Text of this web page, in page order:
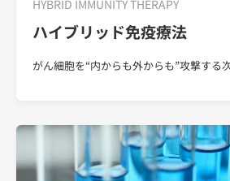
HYBRID IMMUNITY THERAPY
ハイブリッド免疫療法
がん細胞を“内からも外からも”攻撃する